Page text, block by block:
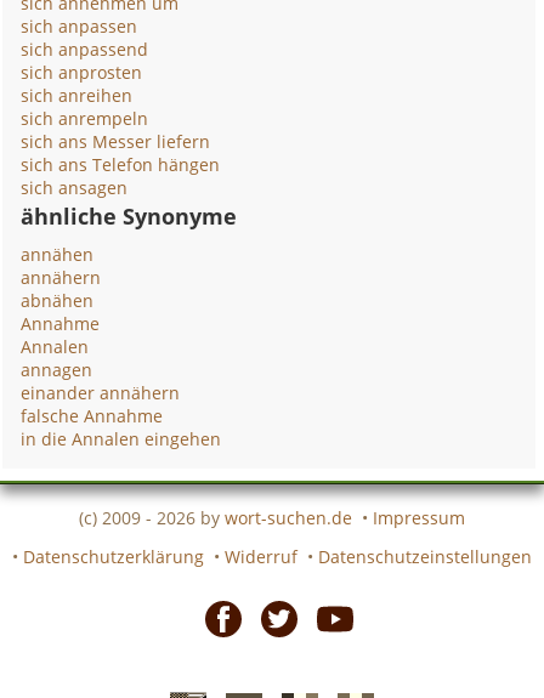
sich anpassen
sich anpassend
sich anprosten
sich anreihen
sich anrempeln
sich ans Messer liefern
sich ans Telefon hängen
sich ansagen
ähnliche Synonyme
annähen
annähern
abnähen
Annahme
Annalen
annagen
einander annähern
falsche Annahme
in die Annalen eingehen
(c) 2009 - 2026 by wort-suchen.de • Impressum
• Datenschutzerklärung • Widerruf • Datenschutzeinstellungen